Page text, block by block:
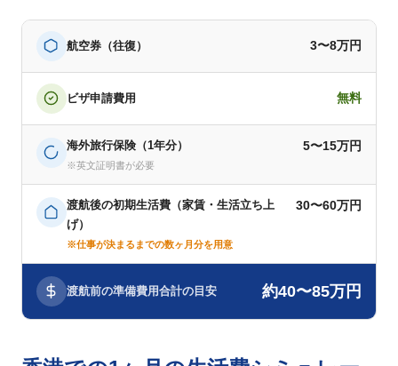
航空券（往復） 3〜8万円
ビザ申請費用 無料
海外旅行保険（1年分）
※英文証明書が必要
5〜15万円
渡航後の初期生活費（家賃・生活立ち上
げ）
※仕事が決まるまでの数ヶ月分を用意
30〜60万円
渡航前の準備費用合計の目安 約40〜85万円